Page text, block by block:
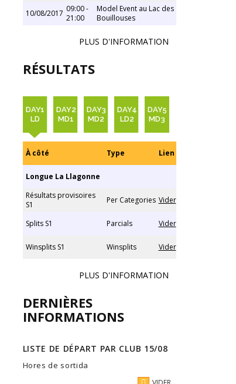
10/08/2017 09:00 -
21:00
Model Event au Lac des
Bouillouses
PLUS D'INFORMATION
RÉSULTATS
DAY1
LD
DAY2
MD1
DAY3
MD2
DAY4
LD2
DAY5
MD3
À côté Type Lien
Longue La Llagonne
Résultats provisoires
S1
Per Categories Vider
Splits S1 Parcials Vider
Winsplits S1 Winsplits Vider
PLUS D'INFORMATION
DERNIÈRES
INFORMATIONS
LISTE DE DÉPART PAR CLUB 15/08
Hores de sortida